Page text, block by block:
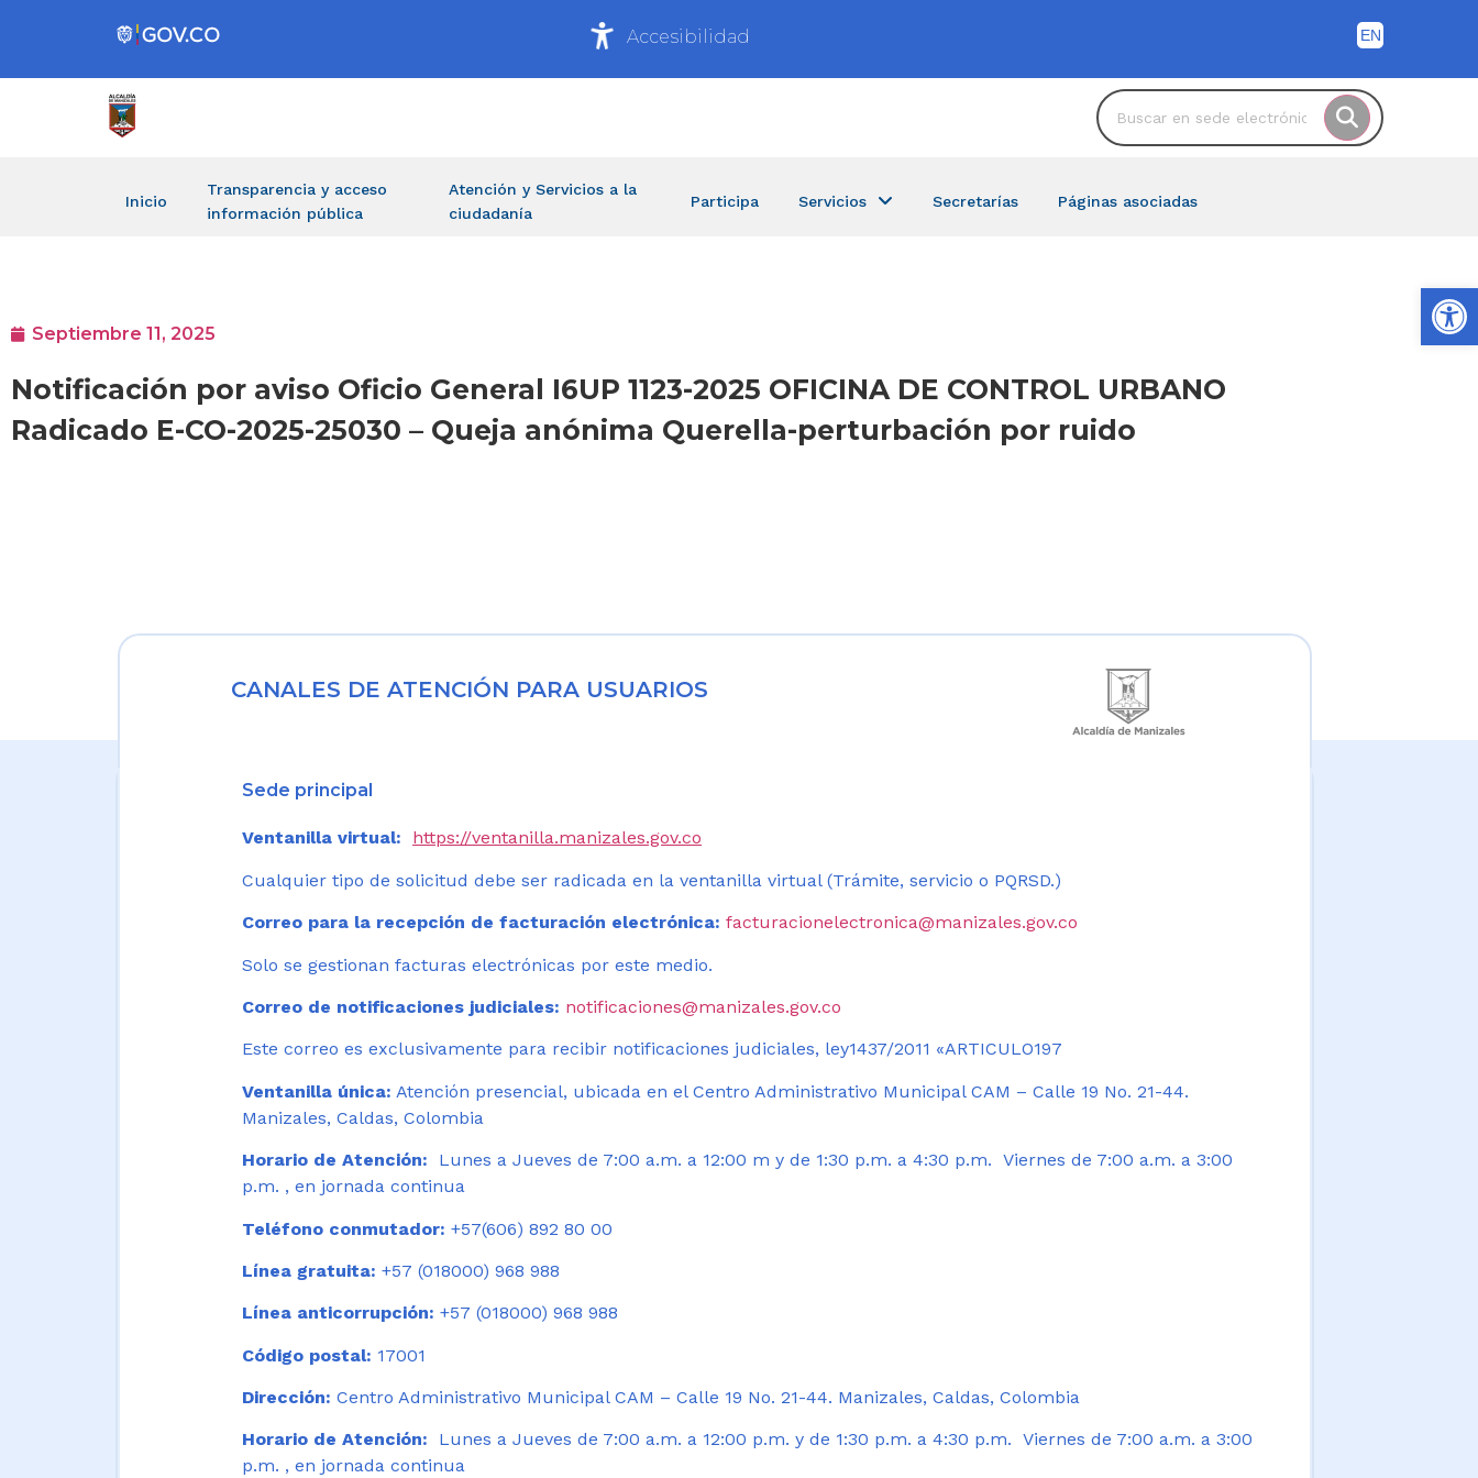
Accesibilidad
Inicio
Transparencia y acceso
información pública
Atención y Servicios a la
ciudadanía
Participa Servicios Secretarías Páginas asociadas
Septiembre 11, 2025
Notificación por aviso Oficio General I6UP 1123-2025 OFICINA DE CONTROL URBANO
Radicado E-CO-2025-25030 – Queja anónima Querella-perturbación por ruido
CANALES DE ATENCIÓN PARA USUARIOS
Sede principal
Ventanilla virtual: https://ventanilla.manizales.gov.co
Cualquier tipo de solicitud debe ser radicada en la ventanilla virtual (Trámite, servicio o PQRSD.)
Correo para la recepción de facturación electrónica: facturacionelectronica@manizales.gov.co
Solo se gestionan facturas electrónicas por este medio.
Correo de notificaciones judiciales: notificaciones@manizales.gov.co
Este correo es exclusivamente para recibir notificaciones judiciales, ley1437/2011 «ARTICULO197
Ventanilla única: Atención presencial, ubicada en el Centro Administrativo Municipal CAM – Calle 19 No. 21-44.
Manizales, Caldas, Colombia
Horario de Atención:
Lunes a Jueves de 7:00 a.m. a 12:00 m y de 1:30 p.m. a 4:30 p.m. Viernes de 7:00 a.m. a 3:00
p.m. , en jornada continua
Teléfono conmutador: +57(606) 892 80 00
Línea gratuita: +57 (018000) 968 988
Línea anticorrupción: +57 (018000) 968 988
Código postal: 17001
Dirección: Centro Administrativo Municipal CAM – Calle 19 No. 21-44. Manizales, Caldas, Colombia
Horario de Atención: Lunes a Jueves de 7:00 a.m. a 12:00 p.m. y de 1:30 p.m. a 4:30 p.m. Viernes de 7:00 a.m. a 3:00
p.m. , en jornada continua